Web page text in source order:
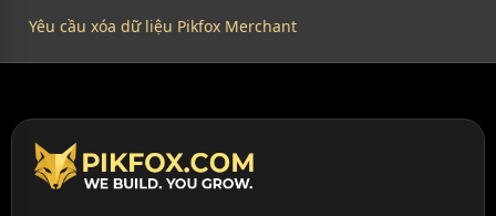
Yêu cầu xóa dữ liệu Pikfox Merchant